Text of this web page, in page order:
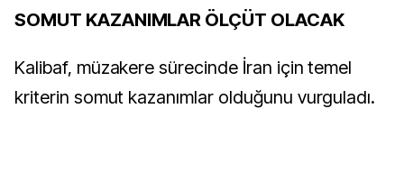
SOMUT KAZANIMLAR ÖLÇÜT OLACAK
Kalibaf, müzakere sürecinde İran için temel
kriterin somut kazanımlar olduğunu vurguladı.